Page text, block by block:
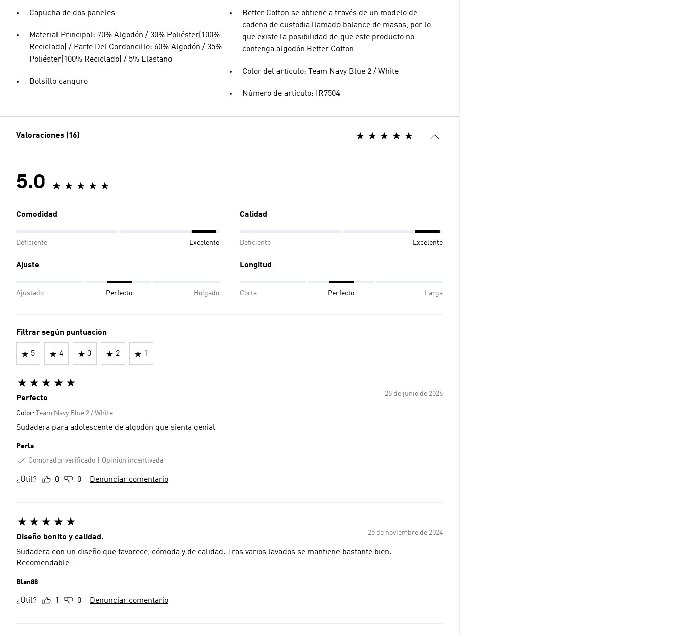
Capucha de dos paneles
Material Principal: 70% Algodón / 30% Poliéster(100%
Reciclado) / Parte Del Cordoncillo: 60% Algodón / 35%
Poliéster(100% Reciclado) / 5% Elastano
Bolsillo canguro
Better Cotton se obtiene a través de un modelo de
cadena de custodia llamado balance de masas, por lo
que existe la posibilidad de que este producto no
contenga algodón Better Cotton
Color del artículo: Team Navy Blue 2 / White
Número de artículo: IR7504
Valoraciones (16)
5.0
Comodidad
Deficiente Excelente
Calidad
Deficiente Excelente
Ajuste
Ajustado Perfecto Holgado
Longitud
Corta Perfecto Larga
Filtrar según puntuación
5 4 3 2 1
28 de junio de 2026
Perfecto
Color: Team Navy Blue 2 / White
Sudadera para adolescente de algodón que sienta genial
Perla
Comprador verificado
Opinión incentivada
¿Útil? 0 0 Denunciar comentario
25 de noviembre de 2024
Diseño bonito y calidad.
Sudadera con un diseño que favorece, cómoda y de calidad. Tras varios lavados se mantiene bastante bien.
Recomendable
Blan88
¿Útil? 1 0 Denunciar comentario